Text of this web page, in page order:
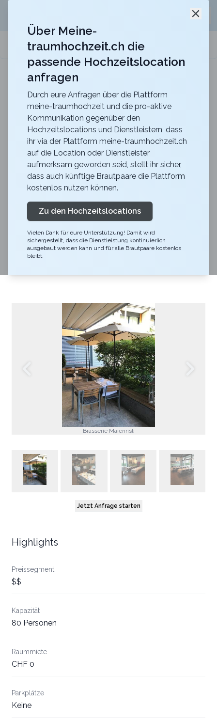
meine-traumhochzeit.ch
Maxililian
Für eine unvergessliche Feier mit einer herrlich
Zurück zur Suche
Brasserie Maienrisli
4.4
Abendessen
ZG
BaarMerkliste Link teilen
Mitten in Baar im schönen Kanton Zug liegt die
Brasserie Maienrisli. Wir legen höchsten Fokus auf
Qualität und überzeugen durch unsere persönliche Art.
Insbesondere für Weinliebhaber haben wir ein
einzigartiges Angebot, für jeden Geschmack ist etwas
Brasserie Maienrisli
Jetzt Anfrage starten
Highlights
Preissegment
$$
Kapazität
80 Personen
Raummiete
CHF 0
Parkplätze
Keine
Über Meine-
traumhochzeit.ch die
passende Hochzeitslocation
anfragen
Durch eure Anfragen über die Plattform
meine-traumhochzeit und die pro-aktive
Kommunikation gegenüber den
Hochzeitslocations und Dienstleistern, dass
ihr via der Plattform meine-traumhochzeit.ch
auf die Location oder Dienstleister
aufmerksam geworden seid, stellt ihr sicher,
dass auch künftige Brautpaare die Plattform
kostenlos nutzen können.
Zu den Hochzeitslocations
Vielen Dank für eure Unterstützung! Damit wird
sichergestellt, dass die Dienstleistung kontinuierlich
ausgebaut werden kann und für alle Brautpaare kostenlos
bleibt.